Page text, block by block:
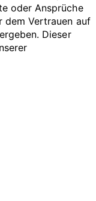
oder Ansprüche
dem Vertrauen auf
Dieser